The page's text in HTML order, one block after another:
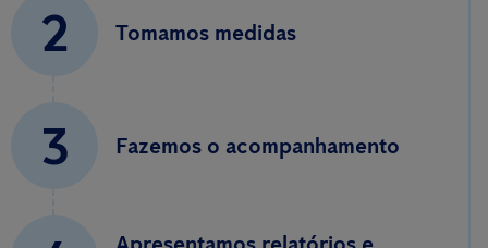
2 Tomamos medidas
3 Fazemos o acompanhamento